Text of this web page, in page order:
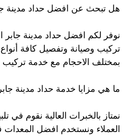
هل تبحث عن افضل حداد مدينة
نوفر لكم افضل حداد مدينة جابر
تركيب وصيانة وتفصيل كافة أنواع
بمختلف الاحجام مع خدمة
ما هي مزايا خدمة حداد مدينة
نمتاز بالخبرات العالية نقوم في
العملاء ونستخدم افضل